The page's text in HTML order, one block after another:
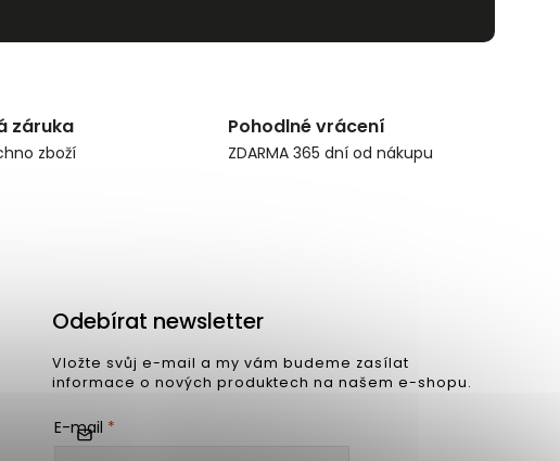
záruka
zboží
Pohodlné vrácení
ZDARMA 365 dní od nákupu
Odebírat newsletter
Vložte svůj e-mail a my vám budeme zasílat
informace o nových produktech na našem e-shopu.
E-mail